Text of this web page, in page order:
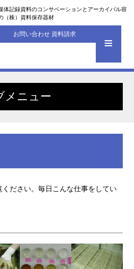
体記録資料のコンサベーションとアーカイバル容
（株）資料保存器材
お問い合わせ 資料請求
メニュー
ださい。毎日こんな仕事をしてい